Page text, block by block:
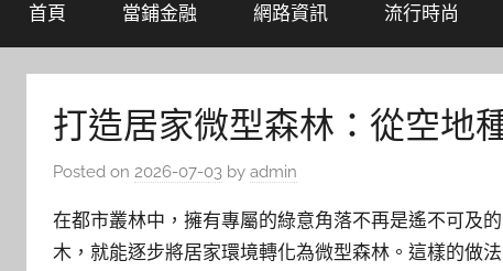
首頁 當鋪金融 網路資訊 流行時尚
打造居家微型森林：從空地
Posted on 2026-07-03 by admin
在都市叢林中，擁有專屬的綠意角落不再是遙不可及
木，就能逐步將居家環境轉化為微型森林。這樣的做